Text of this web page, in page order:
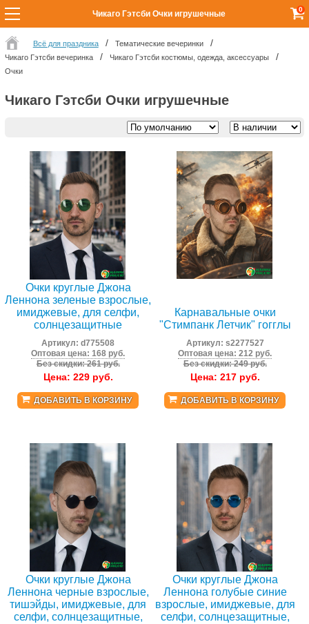
Всё для праздника
Тематические вечеринки
Чикаго Гэтсби вечеринка
Чикаго Гэтсби костюмы, одежда, аксессуары
Очки
Чикаго Гэтсби Очки игрушечные
Очки круглые Джона
Леннона зеленые взрослые,
имиджевые, для селфи,
солнцезащитные
Артикул:d775508
Оптовая цена: 168 руб.
Без скидки: 261 руб.
Цена: 229руб.
ДОБАВИТЬ В КОРЗИНУ
Карнавальные очки
"Стимпанк Летчик" гогглы
Артикул: s2277527
Оптовая цена: 212 руб.
Без скидки: 249 руб.
Цена: 217руб.
ДОБАВИТЬ В КОРЗИНУ
Очки круглые Джона
Леннона черные взрослые,
тишэйды, имиджевые, для
селфи, солнцезащитные,
Очки круглые Джона
Леннона голубые синие
взрослые, имиджевые, для
селфи, солнцезащитные,
Чикаго Гэтсби Очки игрушечные 0